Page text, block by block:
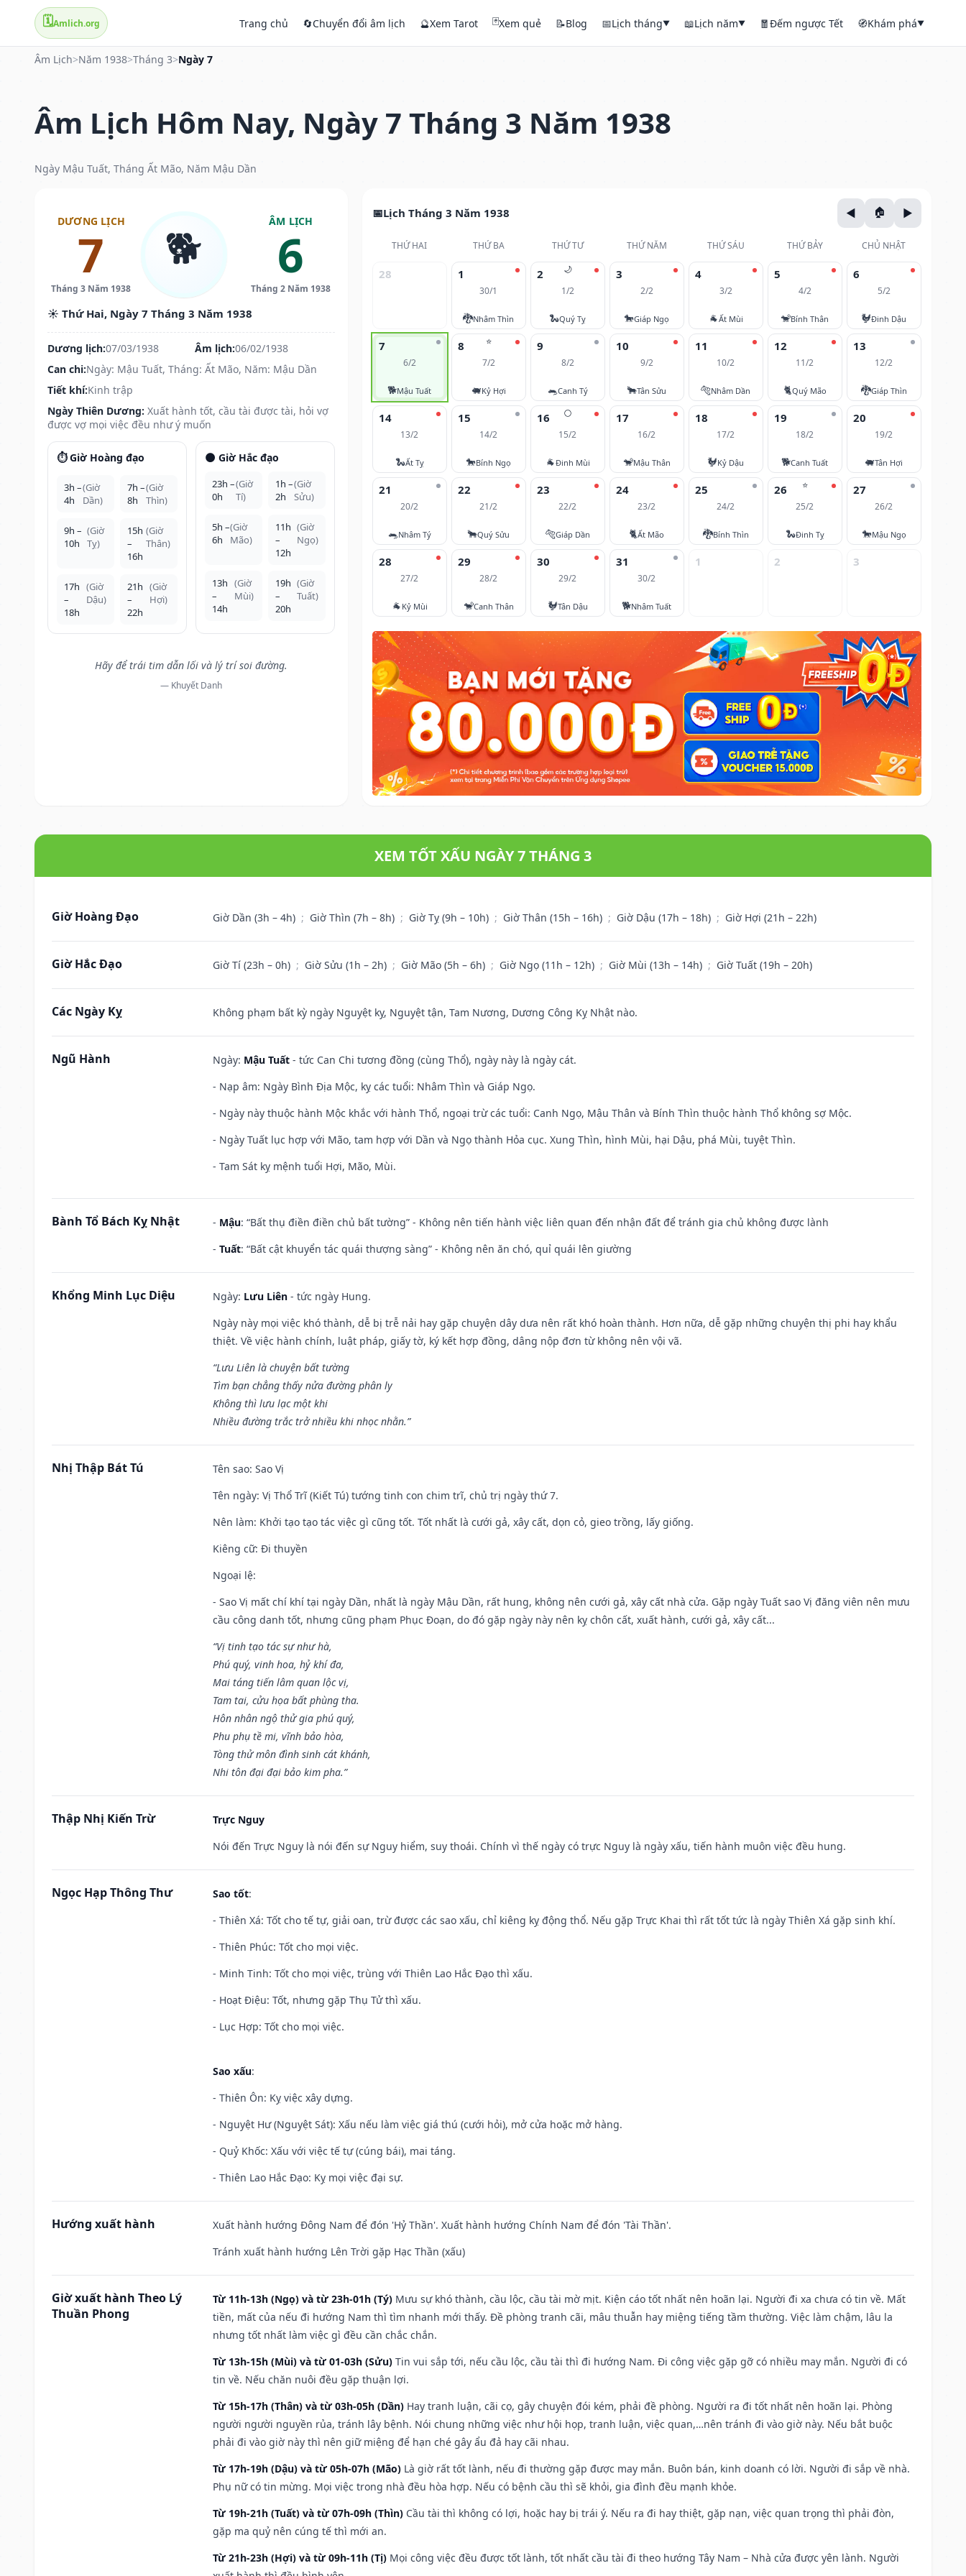
🗓️Amlich.org Trang chủ 🔄Chuyển đổi âm lịch 🔮Xem Tarot 🃏Xem quẻ 📝Blog 📅Lịch tháng▼ 📖Lịch năm▼ 🧧Đếm ngược Tết 🧭Khám phá▼
Âm Lịch>Năm 1938>Tháng 3>Ngày 7
Âm Lịch Hôm Nay, Ngày 7 Tháng 3 Năm 1938
Ngày Mậu Tuất, Tháng Ất Mão, Năm Mậu Dần
DƯƠNG LỊCH
7
Tháng 3 Năm 1938
🐕 ÂM LỊCH
6
Tháng 2 Năm 1938
☀️ Thứ Hai, Ngày 7 Tháng 3 Năm 1938
Dương lịch:07/03/1938 Âm lịch:06/02/1938
Can chi:Ngày: Mậu Tuất, Tháng: Ất Mão, Năm: Mậu Dần
Tiết khí:Kinh trập
Ngày Thiên Dương: Xuất hành tốt, cầu tài được tài, hỏi vợ
được vợ mọi việc đều như ý muốn
⏱️ Giờ Hoàng đạo
3h –
4h
(Giờ
Dần)
7h –
8h
(Giờ
Thìn)
9h –
10h
(Giờ
Tỵ)
15h
–
16h
(Giờ
Thân)
17h
–
18h
(Giờ
Dậu)
21h
–
22h
(Giờ
Hợi)
🌑 Giờ Hắc đạo
23h –
0h
(Giờ
Tí)
1h –
2h
(Giờ
Sửu)
5h –
6h
(Giờ
Mão)
11h
–
12h
(Giờ
Ngọ)
13h
–
14h
(Giờ
Mùi)
19h
–
20h
(Giờ
Tuất)
Hãy để trái tim dẫn lối và lý trí soi đường.
— Khuyết Danh
Lịch Tháng 3 Năm 1938
THỨ HAI THỨ BA THỨ TƯ THỨ NĂM THỨ SÁU THỨ BẢY CHỦ NHẬT
28 1
30/1
🐉Nhâm Thìn
🌙
2
1/2
🐍Quý Tỵ
3
2/2
🐎Giáp Ngọ
4
3/2
🐐Ất Mùi
5
4/2
🐒Bính Thân
6
5/2
🐓Đinh Dậu
7
6/2
🐕Mậu Tuất
⭐
8
7/2
🐖Kỷ Hợi
9
8/2
🐀Canh Tý
10
9/2
🐂Tân Sửu
11
10/2
🐅Nhâm Dần
12
11/2
🐈Quý Mão
13
12/2
🐉Giáp Thìn
14
13/2
🐍Ất Tỵ
15
14/2
🐎Bính Ngọ
🌕
16
15/2
🐐Đinh Mùi
17
16/2
🐒Mậu Thân
18
17/2
🐓Kỷ Dậu
19
18/2
🐕Canh Tuất
20
19/2
🐖Tân Hợi
21
20/2
🐀Nhâm Tý
22
21/2
🐂Quý Sửu
23
22/2
🐅Giáp Dần
24
23/2
🐈Ất Mão
25
24/2
🐉Bính Thìn
⭐
26
25/2
🐍Đinh Tỵ
27
26/2
🐎Mậu Ngọ
28
27/2
🐐 Kỷ Mùi
29
28/2
🐒Canh Thân
30
29/2
🐓Tân Dậu
31
30/2
🐕Nhâm Tuất
1 2 3
XEM TỐT XẤU NGÀY 7 THÁNG 3
Giờ Hoàng Đạo Giờ Dần (3h – 4h) ; Giờ Thìn (7h – 8h) ; Giờ Tỵ (9h – 10h) ; Giờ Thân (15h – 16h) ; Giờ Dậu (17h – 18h) ; Giờ Hợi (21h – 22h)
Giờ Hắc Đạo Giờ Tí (23h – 0h) ; Giờ Sửu (1h – 2h) ; Giờ Mão (5h – 6h) ; Giờ Ngọ (11h – 12h) ; Giờ Mùi (13h – 14h) ; Giờ Tuất (19h – 20h)
Các Ngày Kỵ Không phạm bất kỳ ngày Nguyệt kỵ, Nguyệt tận, Tam Nương, Dương Công Kỵ Nhật nào.
Ngũ Hành Ngày: Mậu Tuất - tức Can Chi tương đồng (cùng Thổ), ngày này là ngày cát.
- Nạp âm: Ngày Bình Địa Mộc, kỵ các tuổi: Nhâm Thìn và Giáp Ngọ.
- Ngày này thuộc hành Mộc khắc với hành Thổ, ngoại trừ các tuổi: Canh Ngọ, Mậu Thân và Bính Thìn thuộc hành Thổ không sợ Mộc.
- Ngày Tuất lục hợp với Mão, tam hợp với Dần và Ngọ thành Hỏa cục. Xung Thìn, hình Mùi, hại Dậu, phá Mùi, tuyệt Thìn.
- Tam Sát kỵ mệnh tuổi Hợi, Mão, Mùi.
Bành Tổ Bách Kỵ Nhật - Mậu: “Bất thụ điền điền chủ bất tường” - Không nên tiến hành việc liên quan đến nhận đất để tránh gia chủ không được lành
- Tuất: “Bất cật khuyển tác quái thượng sàng” - Không nên ăn chó, quỉ quái lên giường
Khổng Minh Lục Diệu Ngày: Lưu Liên - tức ngày Hung.
Ngày này mọi việc khó thành, dễ bị trễ nải hay gặp chuyện dây dưa nên rất khó hoàn thành. Hơn nữa, dễ gặp những chuyện thị phi hay khẩu
thiệt. Về việc hành chính, luật pháp, giấy tờ, ký kết hợp đồng, dâng nộp đơn từ không nên vội vã.
“Lưu Liên là chuyện bất tường
Tìm bạn chẳng thấy nửa đường phân ly
Không thì lưu lạc một khi
Nhiều đường trắc trở nhiều khi nhọc nhằn.”
Nhị Thập Bát Tú Tên sao: Sao Vị
Tên ngày: Vị Thổ Trĩ (Kiết Tú) tướng tinh con chim trĩ, chủ trị ngày thứ 7.
Nên làm: Khởi tạo tạo tác việc gì cũng tốt. Tốt nhất là cưới gả, xây cất, dọn cỏ, gieo trồng, lấy giống.
Kiêng cữ: Đi thuyền
Ngoại lệ:
- Sao Vị mất chí khí tại ngày Dần, nhất là ngày Mậu Dần, rất hung, không nên cưới gả, xây cất nhà cửa. Gặp ngày Tuất sao Vị đăng viên nên mưu
cầu công danh tốt, nhưng cũng phạm Phục Đoạn, do đó gặp ngày này nên kỵ chôn cất, xuất hành, cưới gả, xây cất...
“Vị tinh tạo tác sự như hà,
Phú quý, vinh hoa, hỷ khí đa,
Mai táng tiến lâm quan lộc vị,
Tam tai, cửu họa bất phùng tha.
Hôn nhân ngộ thử gia phú quý,
Phu phụ tề mi, vĩnh bảo hòa,
Tòng thử môn đình sinh cát khánh,
Nhi tôn đại đại bảo kim pha.”
Thập Nhị Kiến Trừ
Trực Nguy
Nói đến Trực Nguy là nói đến sự Nguy hiểm, suy thoái. Chính vì thế ngày có trực Nguy là ngày xấu, tiến hành muôn việc đều hung.
Ngọc Hạp Thông Thư Sao tốt:
- Thiên Xá: Tốt cho tế tự, giải oan, trừ được các sao xấu, chỉ kiêng kỵ động thổ. Nếu gặp Trực Khai thì rất tốt tức là ngày Thiên Xá gặp sinh khí.
- Thiên Phúc: Tốt cho mọi việc.
- Minh Tinh: Tốt cho mọi việc, trùng với Thiên Lao Hắc Đạo thì xấu.
- Hoạt Điệu: Tốt, nhưng gặp Thụ Tử thì xấu.
- Lục Hợp: Tốt cho mọi việc.
Sao xấu:
- Thiên Ôn: Kỵ việc xây dựng.
- Nguyệt Hư (Nguyệt Sát): Xấu nếu làm việc giá thú (cưới hỏi), mở cửa hoặc mở hàng.
- Quỷ Khốc: Xấu với việc tế tự (cúng bái), mai táng.
- Thiên Lao Hắc Đạo: Kỵ mọi việc đại sự.
Hướng xuất hành
Xuất hành hướng Đông Nam để đón 'Hỷ Thần'. Xuất hành hướng Chính Nam để đón 'Tài Thần'.
Tránh xuất hành hướng Lên Trời gặp Hạc Thần (xấu)
Giờ xuất hành Theo Lý
Thuần Phong
Từ 11h-13h (Ngọ) và từ 23h-01h (Tý) Mưu sự khó thành, cầu lộc, cầu tài mờ mịt. Kiện cáo tốt nhất nên hoãn lại. Người đi xa chưa có tin về. Mất
tiền, mất của nếu đi hướng Nam thì tìm nhanh mới thấy. Đề phòng tranh cãi, mâu thuẫn hay miệng tiếng tầm thường. Việc làm chậm, lâu la
nhưng tốt nhất làm việc gì đều cần chắc chắn.
Từ 13h-15h (Mùi) và từ 01-03h (Sửu) Tin vui sắp tới, nếu cầu lộc, cầu tài thì đi hướng Nam. Đi công việc gặp gỡ có nhiều may mắn. Người đi có
tin về. Nếu chăn nuôi đều gặp thuận lợi.
Từ 15h-17h (Thân) và từ 03h-05h (Dần) Hay tranh luận, cãi cọ, gây chuyện đói kém, phải đề phòng. Người ra đi tốt nhất nên hoãn lại. Phòng
người người nguyền rủa, tránh lây bệnh. Nói chung những việc như hội họp, tranh luận, việc quan,…nên tránh đi vào giờ này. Nếu bắt buộc
phải đi vào giờ này thì nên giữ miệng để hạn ché gây ẩu đả hay cãi nhau.
Từ 17h-19h (Dậu) và từ 05h-07h (Mão) Là giờ rất tốt lành, nếu đi thường gặp được may mắn. Buôn bán, kinh doanh có lời. Người đi sắp về nhà.
Phụ nữ có tin mừng. Mọi việc trong nhà đều hòa hợp. Nếu có bệnh cầu thì sẽ khỏi, gia đình đều mạnh khỏe.
Từ 19h-21h (Tuất) và từ 07h-09h (Thìn) Cầu tài thì không có lợi, hoặc hay bị trái ý. Nếu ra đi hay thiệt, gặp nạn, việc quan trọng thì phải đòn,
gặp ma quỷ nên cúng tế thì mới an.
Từ 21h-23h (Hợi) và từ 09h-11h (Tị) Mọi công việc đều được tốt lành, tốt nhất cầu tài đi theo hướng Tây Nam – Nhà cửa được yên lành. Người